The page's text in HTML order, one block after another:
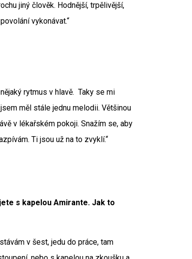
jiný člověk. Hodnější, trpělivější,
vykonávat.“
rytmus v hlavě. Taky se mi
měl stále jednu melodii. Většinou
v lékařském pokoji. Snažím se, aby
Ti jsou už na to zvyklí.“
s kapelou Amirante. Jak to
v šest, jedu do práce, tam